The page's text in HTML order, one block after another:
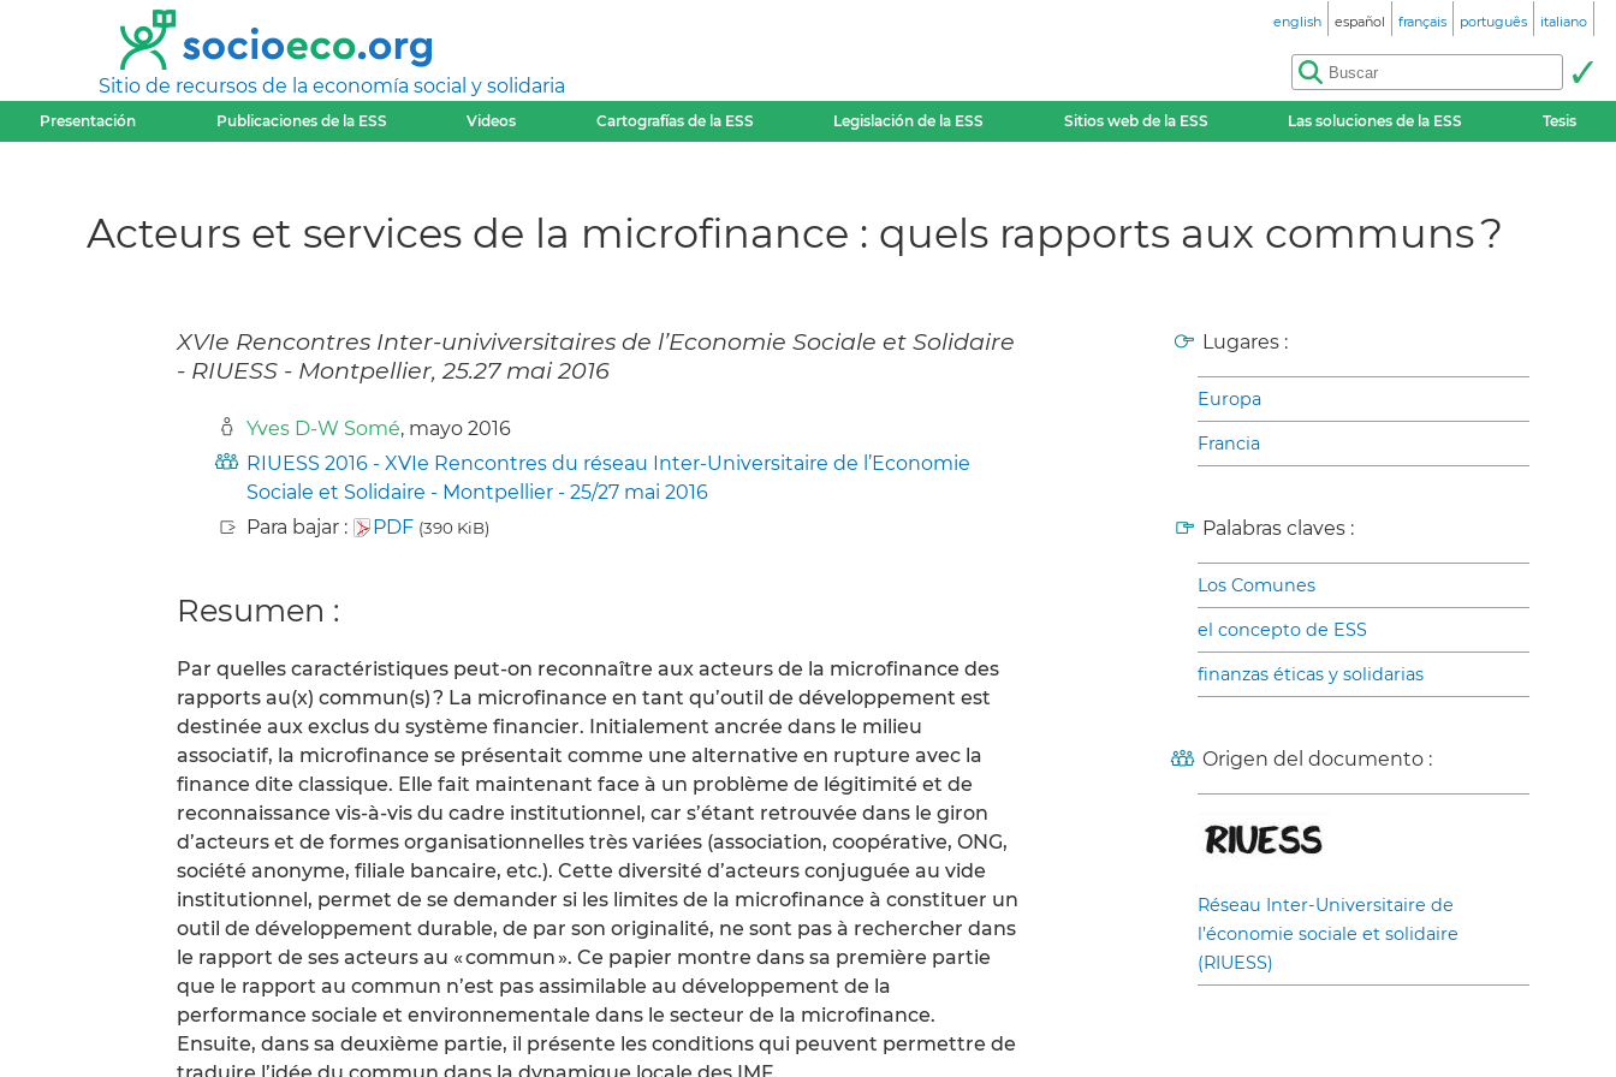
Sitio de recursos de la economía social y solidaria
english español français português italiano
Presentación Publicaciones de la ESS Videos Cartografías de la ESS Legislación de la ESS Sitios web de la ESS Las soluciones de la ESS Tesis
Acteurs et services de la microfinance : quels rapports aux communs ?
XVIe Rencontres Inter-univiversitaires de l’Economie Sociale et Solidaire
- RIUESS - Montpellier, 25.27 mai 2016
Yves D-W Somé, mayo 2016
RIUESS 2016 - XVIe Rencontres du réseau Inter-Universitaire de l’Economie
Sociale et Solidaire - Montpellier - 25/27 mai 2016
Para bajar :
PDF (390 KiB)
Resumen :
Par quelles caractéristiques peut-on reconnaître aux acteurs de la microfinance des
rapports au(x) commun(s) ? La microfinance en tant qu’outil de développement est
destinée aux exclus du système financier. Initialement ancrée dans le milieu
associatif, la microfinance se présentait comme une alternative en rupture avec la
finance dite classique. Elle fait maintenant face à un problème de légitimité et de
reconnaissance vis-à-vis du cadre institutionnel, car s’étant retrouvée dans le giron
d’acteurs et de formes organisationnelles très variées (association, coopérative, ONG,
société anonyme, filiale bancaire, etc.). Cette diversité d’acteurs conjuguée au vide
institutionnel, permet de se demander si les limites de la microfinance à constituer un
outil de développement durable, de par son originalité, ne sont pas à rechercher dans
le rapport de ses acteurs au « commun ». Ce papier montre dans sa première partie
que le rapport au commun n’est pas assimilable au développement de la
performance sociale et environnementale dans le secteur de la microfinance.
Ensuite, dans sa deuxième partie, il présente les conditions qui peuvent permettre de
Lugares :
Europa
Francia
Palabras claves :
Los Comunes
el concepto de ESS
finanzas éticas y solidarias
Origen del documento :
Réseau Inter-Universitaire de
l’économie sociale et solidaire
(RIUESS)